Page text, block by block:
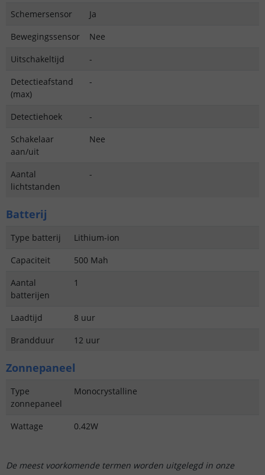
Schemersensor
Ja
Bewegingssensor
Nee
Uitschakeltijd
-
Detectieafstand
(max)
-
Detectiehoek
-
Schakelaar
aan/uit
Nee
Aantal
lichtstanden
-
Batterij
Type batterij
Lithium-ion
Capaciteit
500 Mah
Aantal
batterijen
1
Laadtijd
8 uur
Brandduur
12 uur
Zonnepaneel
Type
zonnepaneel
Monocrystalline
Wattage 0.42W
De meest voorkomende termen worden uitgelegd in onze